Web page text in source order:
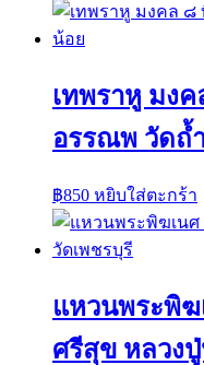
เทพราหู มง
อรรณพ วัดถ้
฿850 หยิบใส่ตะกร้า
แหวนพระพิ
ศรีสุข หลวง